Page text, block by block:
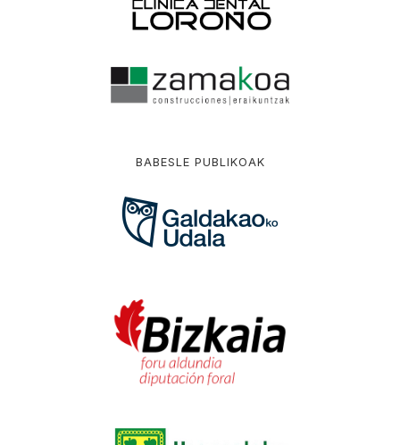
BABESLE PUBLIKOAK